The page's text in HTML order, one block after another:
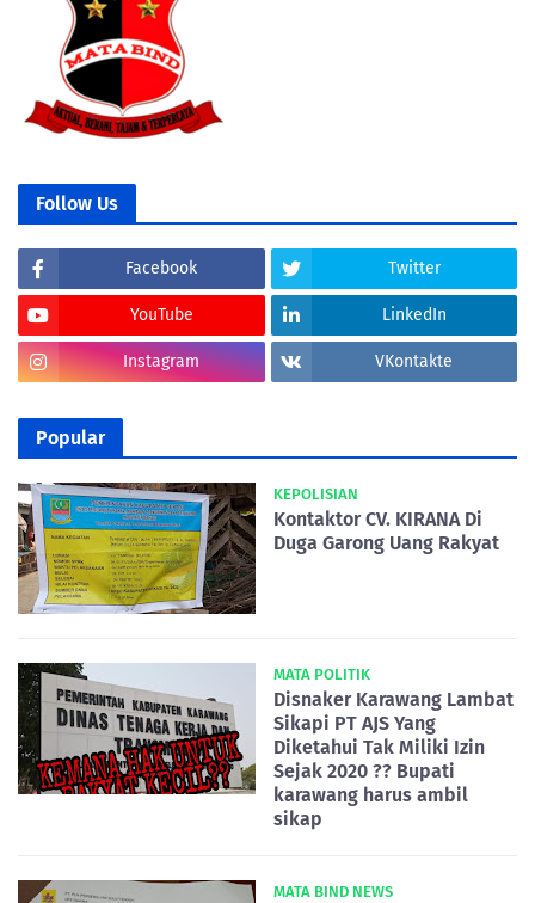
Follow Us
Facebook Twitter
YouTube LinkedIn
Instagram VKontakte
Popular
KEPOLISIAN
Kontaktor CV. KIRANA Di
Duga Garong Uang Rakyat
MATA POLITIK
Disnaker Karawang Lambat
Sikapi PT AJS Yang
Diketahui Tak Miliki Izin
Sejak 2020 ?? Bupati
karawang harus ambil
sikap
MATA BIND NEWS